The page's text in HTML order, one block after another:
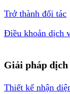
Trở thành đối tác
Điều khoản dịch
Giải pháp dịch
Thiết kế nhận